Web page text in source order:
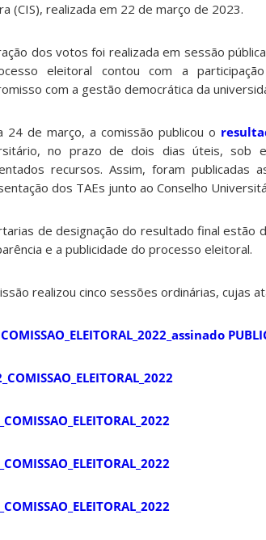
(CIS), realizada em 22 de março de 2023.
dos votos foi realizada em sessão
eleitoral contou com a
com a gestão democrática da
24 de março, a comissão publicou o
no prazo de dois dias úteis, sob
recursos. Assim, foram publicadas
dos TAEs junto ao Conselho
de designação do resultado final estão
e a publicidade do processo eleitoral.
realizou cinco sessões ordinárias, cujas